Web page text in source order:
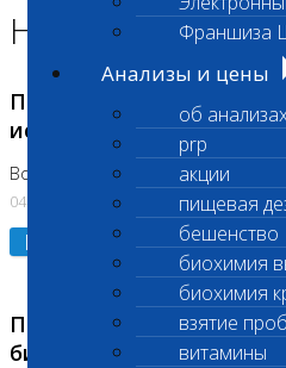
Франшиза
Анализы и цены
об
prp
акции
пищевая
бешенство
биохимия
биохимия
взятие
витамины
Новости
Приостановка срочных
исследований
Во Владыкино
04.08.2026
Подробнее
Приостановлено
биохимических